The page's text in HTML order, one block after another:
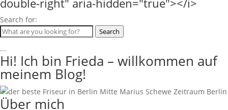
Search for:
Search
...
Hi! Ich bin Frieda – willkommen auf
meinem Blog!
Über mich